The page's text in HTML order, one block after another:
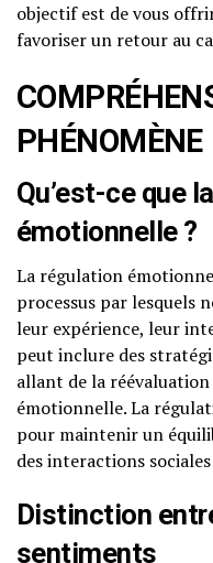
objectif est de vous
favoriser un retour au
PHÉNOMÈNE
Qu’est-ce que
émotionnelle ?
La régulation
processus par lesquels
leur expérience, leur
peut inclure des
allant de la
émotionnelle. La
pour maintenir un
des interactions sociales
Distinction
sentiments